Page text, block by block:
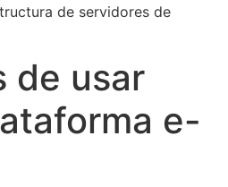
de servidores de
de usar
e-